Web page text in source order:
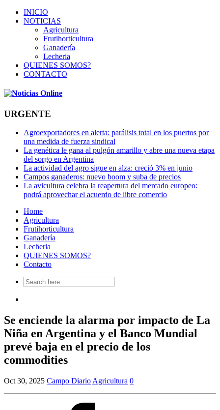
INICIO
NOTICIAS
Agricultura
Frutihorticultura
Ganadería
Lecheria
QUIENES SOMOS?
CONTACTO
URGENTE
Agroexportadores en alerta: parálisis total en los puertos por
una medida de fuerza sindical
La genética le gana al pulgón amarillo y abre una nueva etapa
del sorgo en Argentina
La actividad del agro sigue en alza: creció 3% en junio
Campos ganaderos: nuevo boom y suba de precios
La avicultura celebra la reapertura del mercado europeo:
podrá aprovechar el acuerdo de libre comercio
Home
Agricultura
Frutihorticultura
Ganadería
Lecheria
QUIENES SOMOS?
Contacto
Search
for:
Se enciende la alarma por impacto de La
Niña en Argentina y el Banco Mundial
prevé baja en el precio de los
commodities
Oct 30, 2025 Campo Diario Agricultura 0